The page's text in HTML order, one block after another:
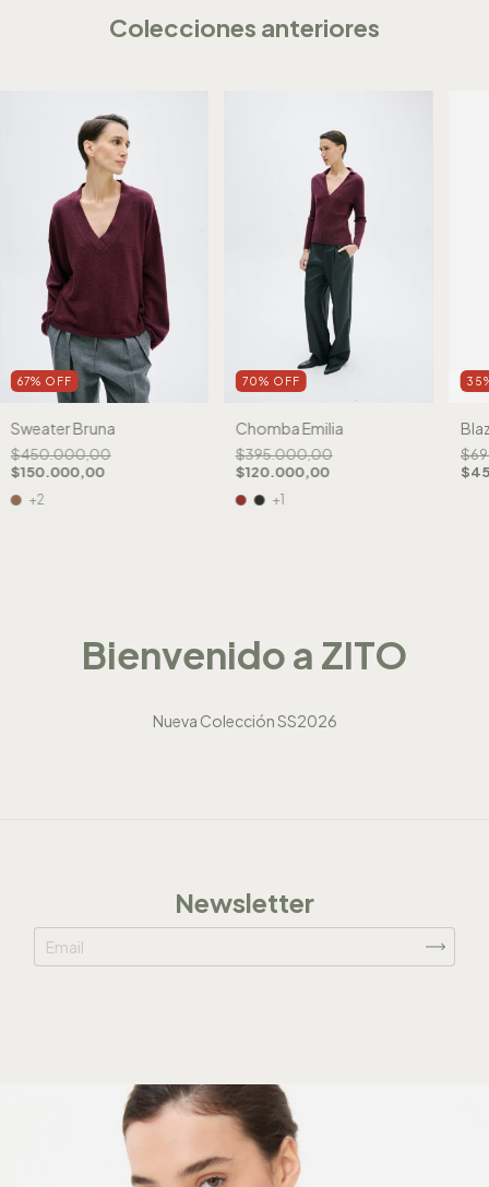
Colecciones anteriores
67% OFF
Sweater Bruna
$450.000,00
$150.000,00
+2
70% OFF
Chomba Emilia
$395.000,00
$120.000,00
+1
35
Bienvenido a ZITO
Nueva Colección SS2026
Newsletter